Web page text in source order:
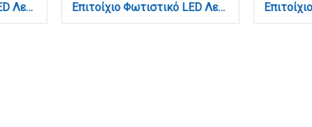
Επιτοίχιο Φωτιστικό LED Λευκό 3W + 9W – Spot & Backlight με USB & Type-C (43041-WH) Επιτοίχιο Φωτιστικό LED Λευκό 3W – Spot με USB & Type-C (43037-WH)